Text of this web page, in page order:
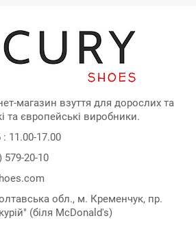
магазин взуття для дорослих та
та європейські виробники.
11.00-17.00
579-20-10
обл., м. Кременчук, пр.
(біля McDonald's)